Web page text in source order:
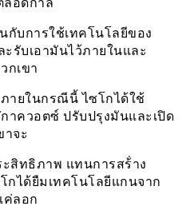
กับการใช้เทคโนโลยีของ
รับเอามันไว้ภายในและ
กเขา
ภายในกรณีนี้ ไซโกได้ใช้
าควอตซ์ ปรับปรุงมันและเปิด
จะ
ะสิทธิภาพ แทนการสร้่าง
กได้ยืมเทคโนโลยีแกนจาก
ค่ลอก